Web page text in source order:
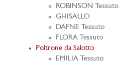
ROBINSON Tessuto
GHISALLO
DAFNE Tessuto
FLORA Tessuto
Poltrone da Salotto
EMILIA Tessuto